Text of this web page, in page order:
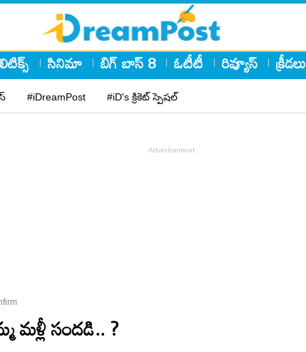
సినిమా బిగ్ బాస్ 8 ఓటీటీ రివ్యూస్ క్రీడలు
#iDreamPost #iD's క్రికెట్ స్పెషల్
మళ్లీ సందడి.. ?